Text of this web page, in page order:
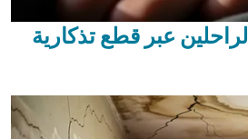
عبر قطع تذكارية